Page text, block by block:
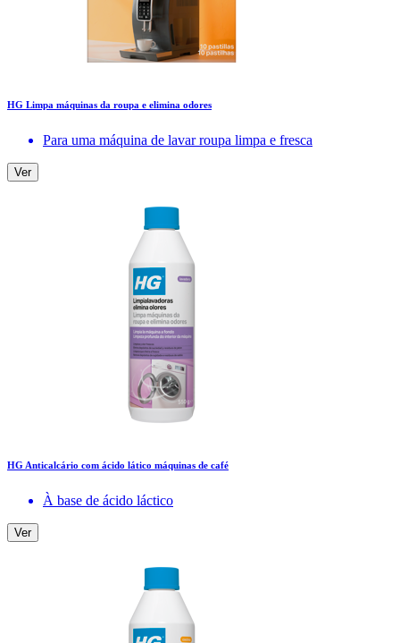
HG Limpa máquinas da roupa e elimina odores
Para uma máquina de lavar roupa limpa e fresca
Ver
HG Anticalcário com ácido lático máquinas de café
À base de ácido láctico
Ver